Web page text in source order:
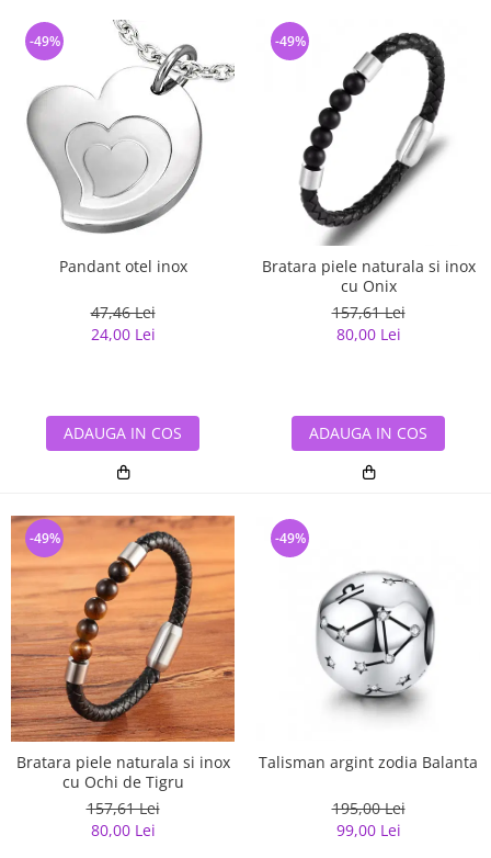
Pandant otel inox
47,46 Lei
24,00 Lei
-49%
ADAUGA IN COS
Bratara piele naturala si inox
cu Onix
157,61 Lei
80,00 Lei
-49%
ADAUGA IN COS
Bratara piele naturala si inox
cu Ochi de Tigru
157,61 Lei
80,00 Lei
-49%
Talisman argint zodia Balanta
195,00 Lei
99,00 Lei
-49%